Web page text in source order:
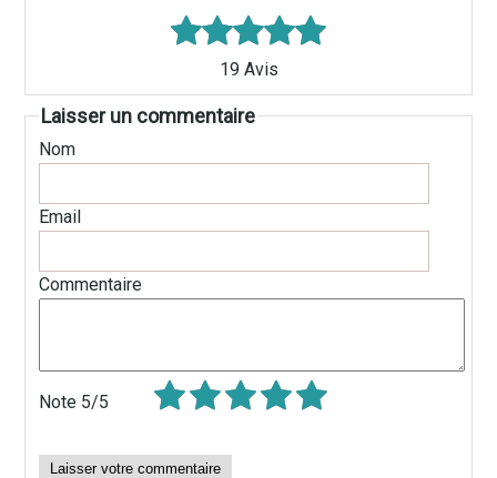
19 Avis
Laisser un commentaire
Nom
Email
Commentaire
Note 5/5